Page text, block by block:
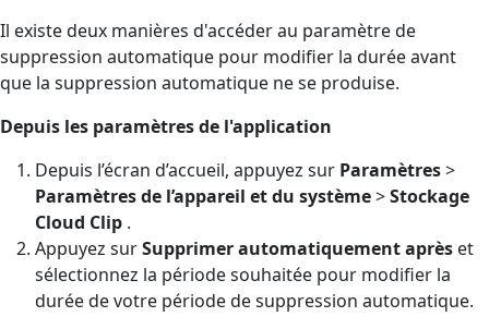
Il existe deux manières d'accéder au paramètre de
suppression automatique pour modifier la durée avant
que la suppression automatique ne se produise.
Depuis les paramètres de l'application
Depuis l’écran d’accueil, appuyez sur Paramètres>
Paramètres de l’appareil et du système>Stockage
Cloud Clip .
Appuyez surSupprimer automatiquement après et
sélectionnez la période souhaitée pour modifier la
durée de votre période de suppression automatique.